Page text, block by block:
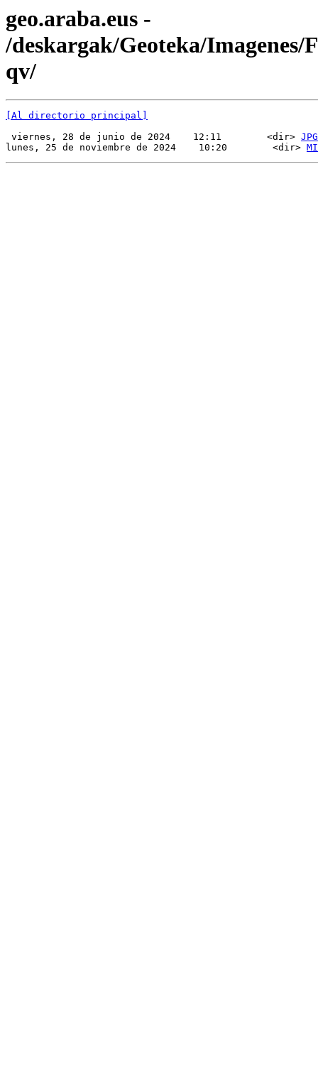
geo.araba.eus -
/deskargak/Geoteka/Imagenes/
qv/
[Al directorio principal]
viernes, 28 de junio de 2024    12:11        <dir> JPG
lunes, 25 de noviembre de 2024    10:20        <dir>